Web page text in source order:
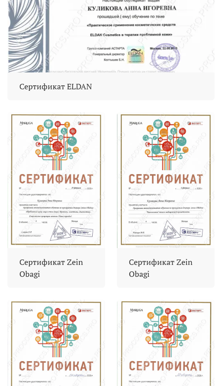
Сертификат ELDAN
Сертификат Zein
Obagi
Сертификат Zein
Obagi